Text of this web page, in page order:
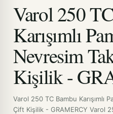
Varol 250
Karışımlı
Nevresim
Kişilik -
Varol 250 TC Bambu Karışımlı
Çift Kişilik - GRAMERCY Varol